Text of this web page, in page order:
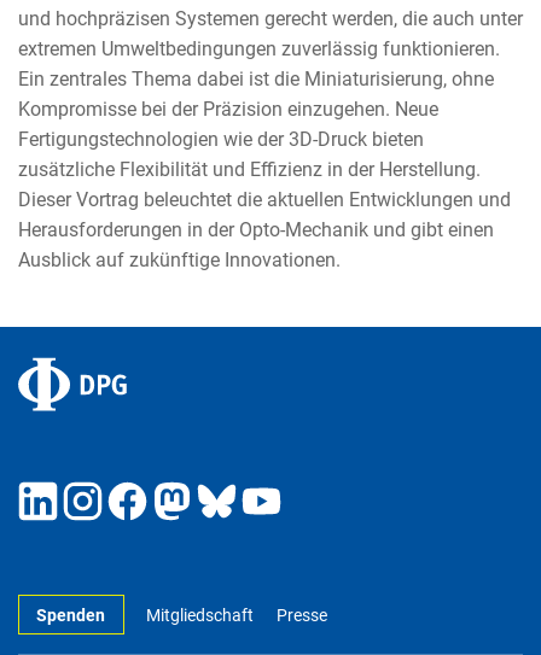
und hochpräzisen Systemen gerecht werden, die auch unter
extremen Umweltbedingungen zuverlässig funktionieren.
Ein zentrales Thema dabei ist die Miniaturisierung, ohne
Kompromisse bei der Präzision einzugehen. Neue
Fertigungstechnologien wie der 3D-Druck bieten
zusätzliche Flexibilität und Effizienz in der Herstellung.
Dieser Vortrag beleuchtet die aktuellen Entwicklungen und
Herausforderungen in der Opto-Mechanik und gibt einen
Ausblick auf zukünftige Innovationen.
Spenden Mitgliedschaft Presse